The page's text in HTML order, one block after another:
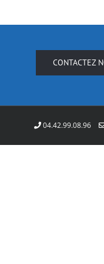
CONTACTEZ
04.42.99.08.96